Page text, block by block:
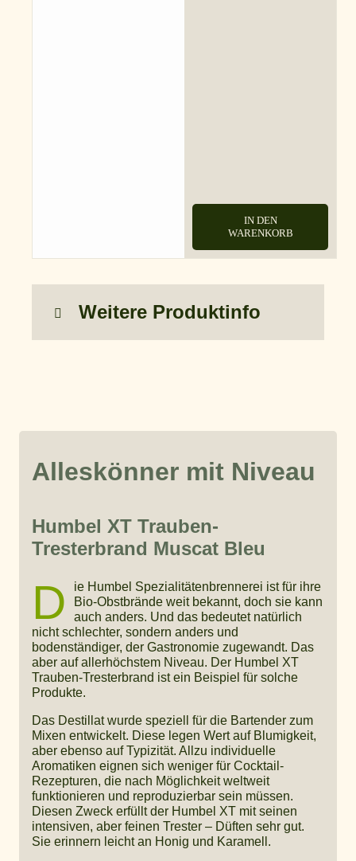
IN DEN
WARENKORB
Weitere Produktinfo
Alleskönner mit Niveau
Humbel XT Trauben-
Tresterbrand Muscat Bleu
D
ie Humbel Spezialitätenbrennerei ist für ihre
Bio-Obstbrände weit bekannt, doch sie kann
auch anders. Und das bedeutet natürlich
nicht schlechter, sondern anders und
bodenständiger, der Gastronomie zugewandt. Das
aber auf allerhöchstem Niveau. Der Humbel XT
Trauben-Tresterbrand ist ein Beispiel für solche
Produkte.
Das Destillat wurde speziell für die Bartender zum
Mixen entwickelt. Diese legen Wert auf Blumigkeit,
aber ebenso auf Typizität. Allzu individuelle
Aromatiken eignen sich weniger für Cocktail-
Rezepturen, die nach Möglichkeit weltweit
funktionieren und reproduzierbar sein müssen.
Diesen Zweck erfüllt der Humbel XT mit seinen
intensiven, aber feinen Trester – Düften sehr gut.
Sie erinnern leicht an Honig und Karamell.